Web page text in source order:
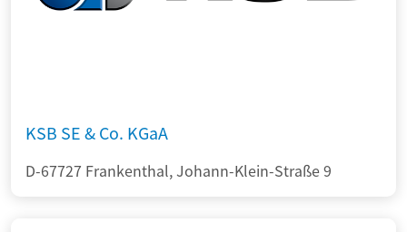
KSB SE & Co. KGaA
D-67727 Frankenthal, Johann-Klein-Straße 9